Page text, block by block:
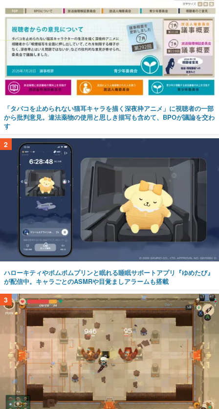
「タバコを止められない猫耳キャラを描く深夜枠アニメ」に視聴者の一部
から批判意見。違法薬物の使用と思しき描写も含めて、BPOが議論を交わ
す
2
ハローキティやポムポムプリンと眠れる睡眠サポートアプリ『ゆめたび』
が配信中。キャラごとのASMRや目覚ましアラームも搭載
3